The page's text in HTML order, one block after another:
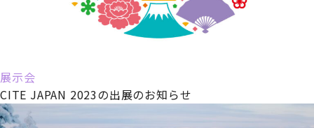
展示会
CITE JAPAN 2023の出展のお知らせ